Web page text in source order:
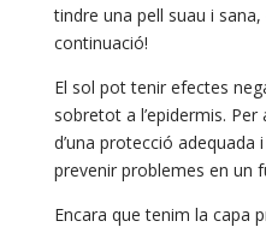
tindre una pell suau i
continuació!
El sol pot tenir efectes
sobretot a l’epidermis.
d’una protecció
prevenir problemes en un
Encara que tenim la capa